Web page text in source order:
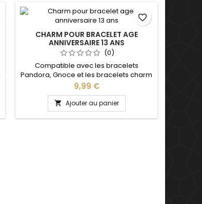
CHARM POUR BRACELET AGE
ANNIVERSAIRE 13 ANS
(0)
Compatible avec les bracelets
Pandora, Gnoce et les bracelets charm
de notre site idéal pour : Noël, Saint
Valentin, anniversaire, cadeau, fête
Prix
9,99 €
 Ajouter au panier
favorite_border